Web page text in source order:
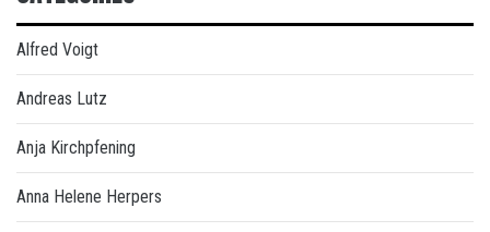
Alfred Voigt
Andreas Lutz
Anja Kirchpfening
Anna Helene Herpers